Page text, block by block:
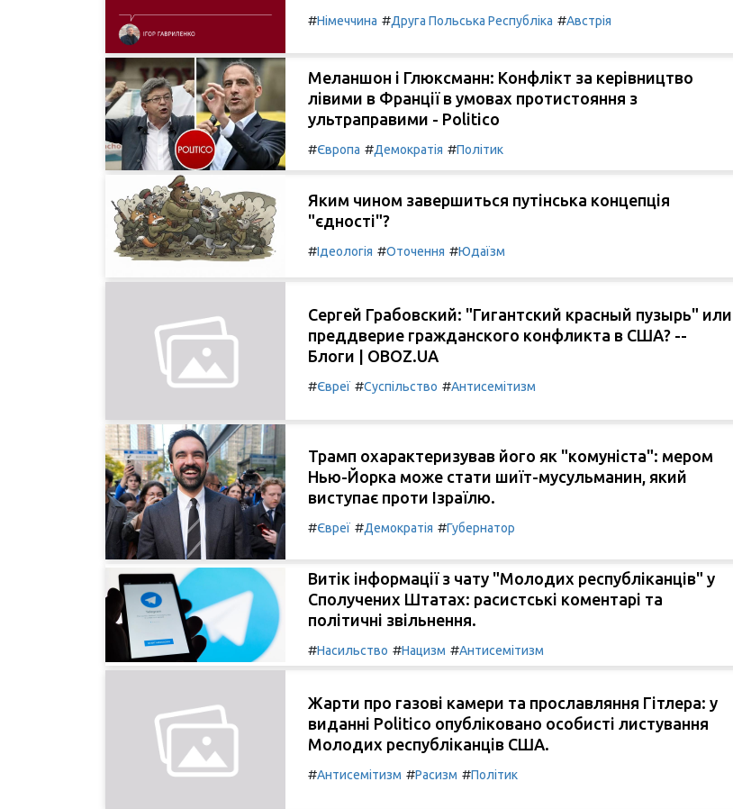
#Німеччина #Друга Польська Республіка #Австрія
Меланшон і Глюксманн: Конфлікт за керівництво
лівими в Франції в умовах протистояння з
ультраправими - Politico
#Європа #Демократія #Політик
Яким чином завершиться путінська концепція
"єдності"?
#Ідеологія #Оточення #Юдаїзм
Сергей Грабовский: "Гигантский красный пузырь" или
преддверие гражданского конфликта в США? --
Блоги | OBOZ.UA
#Євреї #Суспільство #Антисемітизм
Трамп охарактеризував його як "комуніста": мером
Нью-Йорка може стати шиїт-мусульманин, який
виступає проти Ізраїлю.
#Євреї #Демократія #Губернатор
Витік інформації з чату "Молодих республіканців" у
Сполучених Штатах: расистські коментарі та
політичні звільнення.
#Насильство #Нацизм #Антисемітизм
Жарти про газові камери та прославляння Гітлера: у
виданні Politico опубліковано особисті листування
Молодих республіканців США.
#Антисемітизм #Расизм #Політик